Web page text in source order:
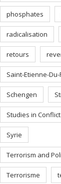
phosphates
radicalisation
retours
Saint-Etienne-
Schengen
Studies in
Syrie
Terrorism and
Terrorisme